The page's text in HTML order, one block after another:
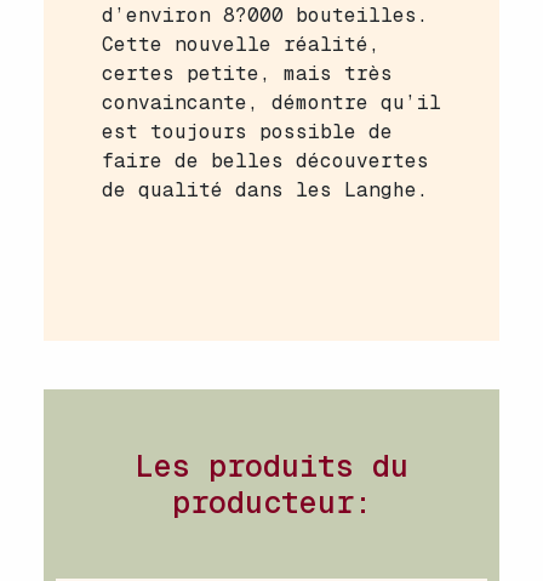
d’environ 8?000 bouteilles.
Cette nouvelle réalité,
certes petite, mais très
convaincante, démontre qu’il
est toujours possible de
faire de belles découvertes
de qualité dans les Langhe.
Les produits du
producteur: